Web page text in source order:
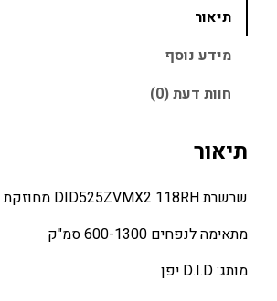
י
י
0
0
0
5
0
ל
ת
D
D
5
5
תיאור
מידע נוסף
חוות דעת (0)
תיאור
שרשרת DID525ZVMX2 118RH מחוזקת
מתאימה לנפחים 600-1300 סמ"ק
מותג: D.I.D יפן